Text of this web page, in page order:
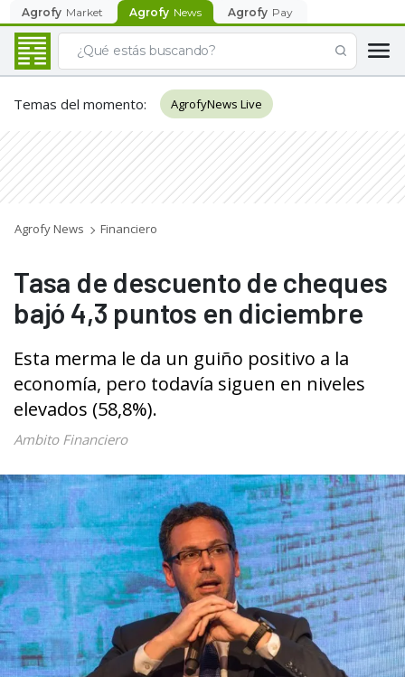
Agrofy Market Agrofy News Agrofy Pay
Temas del momento: AgrofyNews Live
Agrofy News Financiero
Tasa de descuento de cheques
bajó 4,3 puntos en diciembre
Esta merma le da un guiño positivo a la
economía, pero todavía siguen en niveles
elevados (58,8%).
Ambito Financiero